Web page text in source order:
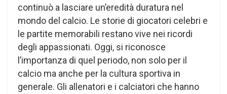
continuò a lasciare un’eredità duratura nel
mondo del calcio. Le storie di giocatori celebri e
le partite memorabili restano vive nei ricordi
degli appassionati. Oggi, si riconosce
l’importanza di quel periodo, non solo per il
calcio ma anche per la cultura sportiva in
generale. Gli allenatori e i calciatori che hanno